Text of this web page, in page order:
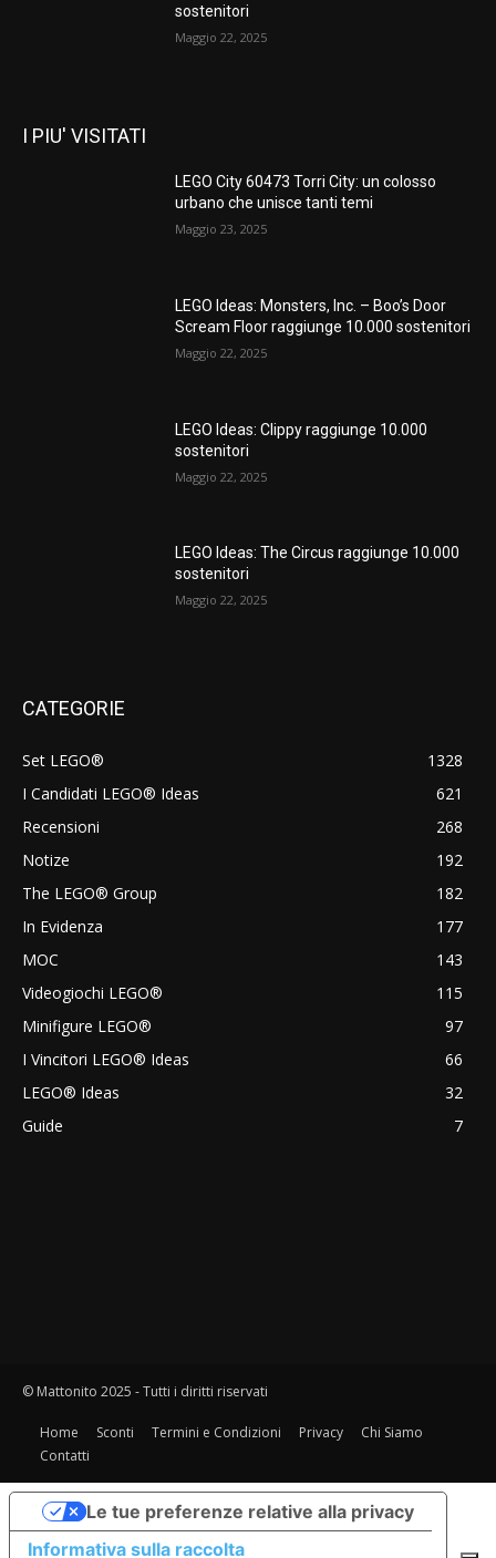
sostenitori
Maggio 22, 2025
I PIU' VISITATI
LEGO City 60473 Torri City: un colosso
urbano che unisce tanti temi
Maggio 23, 2025
LEGO Ideas: Monsters, Inc. – Boo’s Door
Scream Floor raggiunge 10.000 sostenitori
Maggio 22, 2025
LEGO Ideas: Clippy raggiunge 10.000
sostenitori
Maggio 22, 2025
LEGO Ideas: The Circus raggiunge 10.000
sostenitori
Maggio 22, 2025
CATEGORIE
Set LEGO®
1328
I Candidati LEGO® Ideas
621
Recensioni
268
Notize
192
The LEGO® Group
182
In Evidenza
177
MOC
143
Videogiochi LEGO®
115
Minifigure LEGO®
97
I Vincitori LEGO® Ideas
66
LEGO® Ideas
32
Guide
7
© Mattonito 2025 - Tutti i diritti riservati
Home Sconti Termini e Condizioni Privacy
Chi Siamo
Contatti
Informativa sulla raccolta
Le tue preferenze relative alla privacy